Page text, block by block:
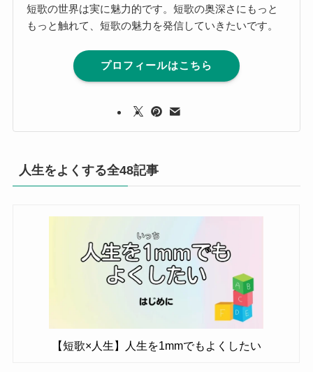
短歌の世界は実に魅力的です。短歌の奥深さにもっと
もっと触れて、短歌の魅力を発信していきたいです。
プロフィールはこちら
人生をよくする全48記事
【短歌×人生】人生を1mmでもよくしたい